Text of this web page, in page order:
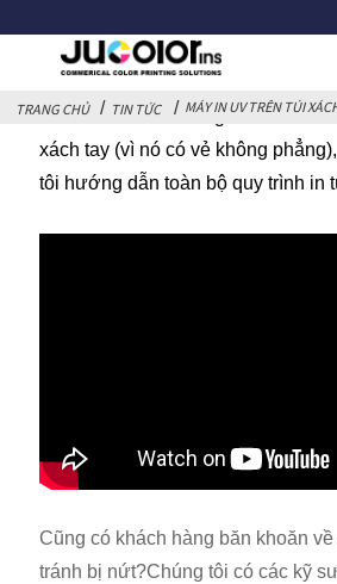
TRANG CHỦ TIN TỨC MÁY IN UV TRÊN TÚI
Rất nhiều khách hàng tò mò về
xách tay (vì nó có vẻ không
tôi hướng dẫn toàn bộ quy trình in
Cũng có khách hàng băn khoăn
tránh bị nứt?Chúng tôi có các kỹ